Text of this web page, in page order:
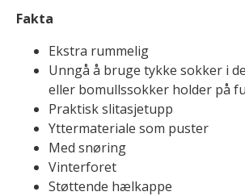
Fakta
Ekstra rummelig
Unngå å bruge tykke sokker i
eller bomullssokker holder på
Praktisk slitasjetupp
Yttermateriale som puster
Med snøring
Vinterforet
Støttende hælkappe